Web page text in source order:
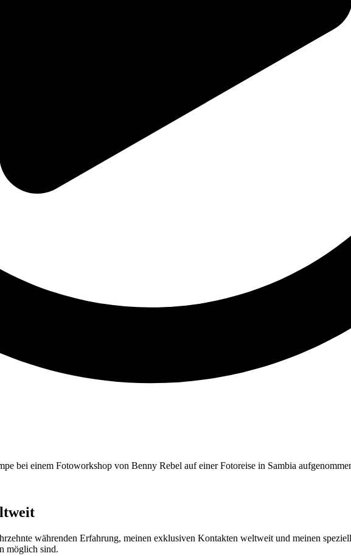
währenden Erfahrung, meinen exklusiven Kontakten weltweit und meinen
möglich sind.